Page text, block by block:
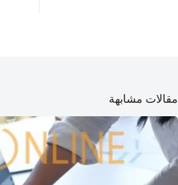
مقالات مشابهة